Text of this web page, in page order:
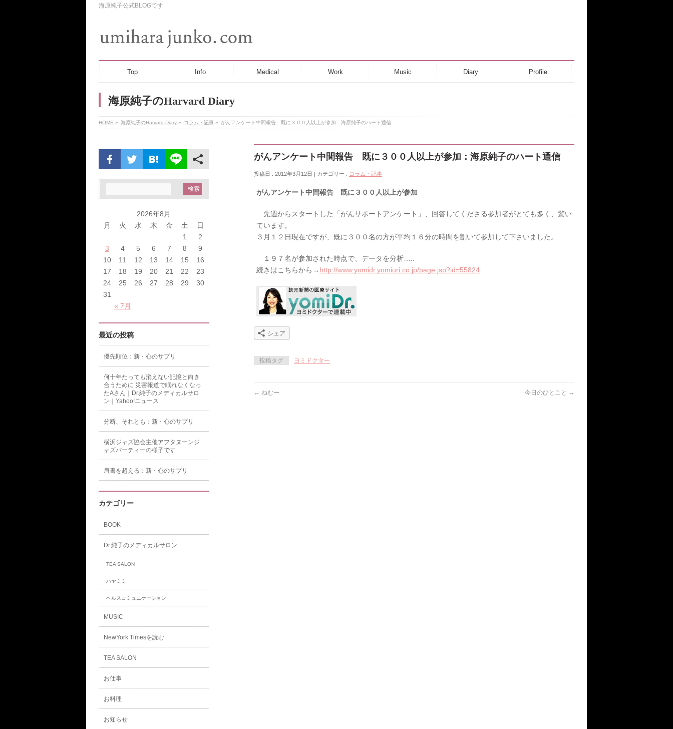
海原純子公式BLOGです
Top Info Medical Work Music Diary Profile
海原純子のHarvard Diary
HOME » 海原純子のHarvard Diary » コラム・記事 » がんアンケート中間報告 既に３００人以上が参加：海原純子のハート通信
がんアンケート中間報告 既に３００人以上が参加：海原純子のハート通信
投稿日 : 2012年3月12日 | カテゴリー : コラム・記事
がんアンケート中間報告 既に３００人以上が参加
先週からスタートした「がんサポートアンケート」、回答してくださる参加者がとても多く、驚い
ています。
３月１２日現在ですが、既に３００名の方が平均１６分の時間を割いて参加して下さいました。
１９７名が参加された時点で、データを分析…..
続きはこちらから→ http://www.yomidr.yomiuri.co.jp/page.jsp?id=55824
シェア
投稿タグ ヨミドクター
← ねむー 今日のひとこと →
2026年8月
月
火 水 木 金 土 日
« 7月
1
2
3
4 5 6 7 8
9
10
11 12 13 14 15
16
17
18 19 20 21 22
23
24
25 26 27 28 29
30
31
最近の投稿
優先順位：新・心のサプリ
何十年たっても消えない記憶と向き
合うために 災害報道で眠れなくなっ
たAさん｜Dr.純子のメディカルサロ
ン｜Yahoo!ニュース
分断、それとも：新・心のサプリ
横浜ジャズ協会主催アフタヌーンジ
ャズパーティーの様子です
肩書を超える：新・心のサプリ
カテゴリー
BOOK
Dr.純子のメディカルサロン
TEA SALON
ハヤミミ
ヘルスコミュニケーション
MUSIC
NewYork Timesを読む
TEA SALON
お仕事
お料理
お知らせ